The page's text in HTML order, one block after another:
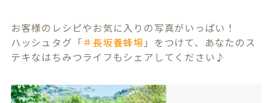
お客様のレシピやお気に入りの写真がいっぱい！
ハッシュタグ「＃長坂養蜂場 」をつけて、あなたのス
テキなはちみつライフもシェアしてください♪